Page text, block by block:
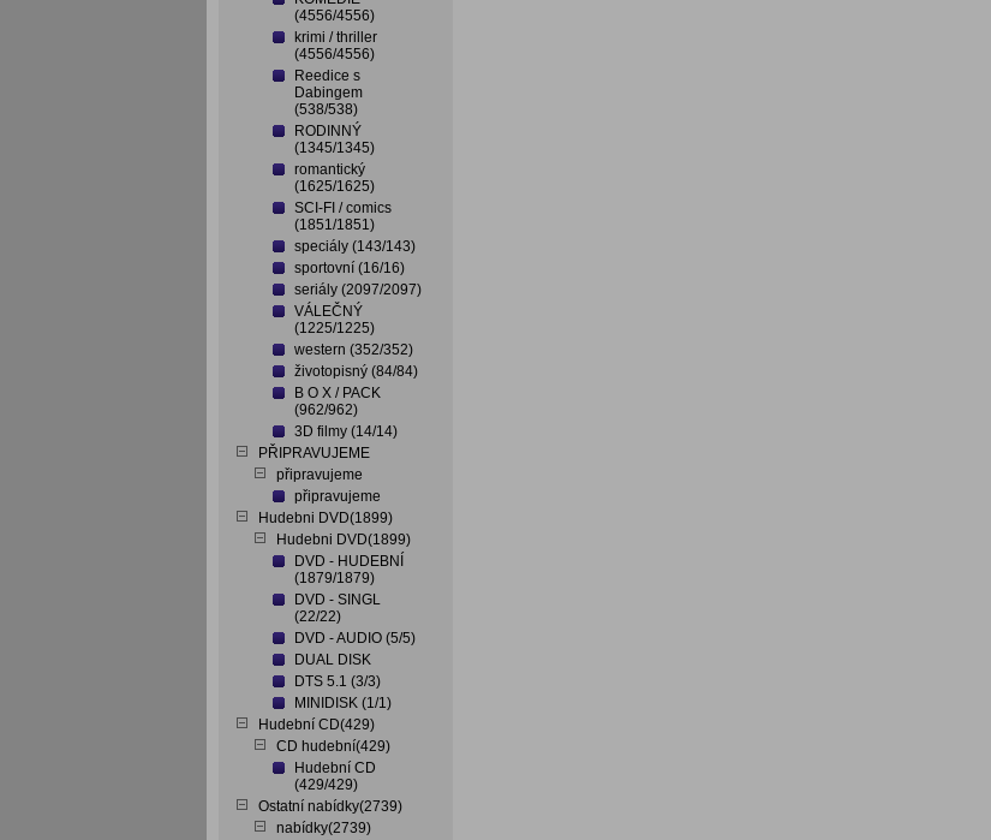
(4556/4556)
krimi / thriller
(4556/4556)
Reedice s
Dabingem
(538/538)
RODINNÝ
(1345/1345)
romantický
(1625/1625)
SCI-FI / comics
(1851/1851)
speciály (143/143)
sportovní (16/16)
seriály (2097/2097)
VÁLEČNÝ
(1225/1225)
western (352/352)
životopisný (84/84)
B O X / PACK
(962/962)
3D filmy (14/14)
PŘIPRAVUJEME
připravujeme
připravujeme
Hudebni DVD(1899)
Hudebni DVD(1899)
DVD - HUDEBNÍ
(1879/1879)
DVD - SINGL
(22/22)
DVD - AUDIO (5/5)
DUAL DISK
DTS 5.1 (3/3)
MINIDISK (1/1)
Hudební CD(429)
CD hudební(429)
Hudební CD
(429/429)
Ostatní nabídky(2739)
nabídky(2739)